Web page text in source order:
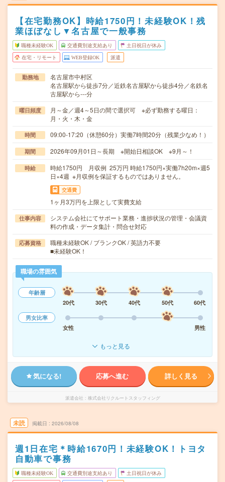
【在宅勤務OK】時給1750円！未経験OK！残
業ほぼなし▼名古屋で一般事務
職種未経験OK 交通費別途支給あり 土日祝日が休み
在宅・リモート WEB登録OK 派遣
勤務地
名古屋市中村区
名古屋駅から徒歩7分／近鉄名古屋駅から徒歩4分／名鉄名
古屋駅から---分
曜日頻度
月～金／週4～5日の間で選択可 ※必ず勤務する曜日：
月・火・木・金
時間 09:00-17:20（休憩60分）実働7時間20分（残業少なめ！）
期間 2026年09月01日～長期 ※開始日相談OK ※9月～！
時給
時給1750円 月収例 25万円 時給1750円×実働7h20m×週5
日×4週 ※月収例を保証するものではありません。
交通費
1ヶ月3万円を上限として実費支給
仕事内容
システム会社にてサポート業務・進捗状況の管理・会議資
料の作成・データ集計・問合せ対応
応募資格
職種未経験OK / ブランクOK / 英語力不要
■未経験OK！
職場の雰囲気
年齢層
20代
30代 40代 50代
60代
男女比率
女性
男性
もっと見る
気になる! 応募へ進む 詳しく見る
派遣会社 株式会社リクルートスタッフィング
未読 掲載日 2026/08/08
週1日在宅＊時給1670円！未経験OK！トヨタ
自動車で事務
職種未経験OK 交通費別途支給あり 土日祝日が休み